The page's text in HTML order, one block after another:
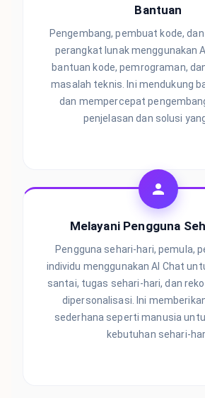
Bantuan
Pengembang, pembuat kode,
perangkat lunak menggunakan
bantuan kode, pemrograman,
masalah teknis. Ini mendukung
dan mempercepat
penjelasan dan solusi
Melayani Pengguna
Pengguna sehari-hari, pemula,
individu menggunakan AI Chat
santai, tugas sehari-hari, dan
dipersonalisasi. Ini
sederhana seperti manusia
kebutuhan sehari-